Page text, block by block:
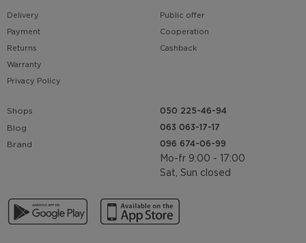
Delivery
Payment
Returns
Warranty
Privacy Policy
Public offer
Cooperation
Cashback
Shops
Blog
Brand
050 225-46-94
063 063-17-17
096 674-06-99
Mo-fr 9:00 - 17:00
Sat, Sun closed